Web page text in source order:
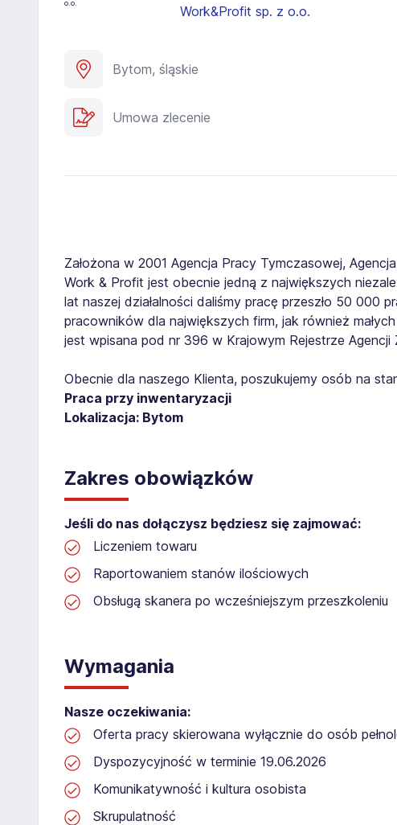
Work&Profit sp. z o.o.
Bytom, śląskie
Umowa zlecenie
Założona w 2001 Agencja Pracy Tymczasowej,
Work & Profit jest obecnie jedną z największych
lat naszej działalności daliśmy pracę przeszło 50 000
pracowników dla największych firm, jak również
jest wpisana pod nr 396 w Krajowym Rejestrze Agencji
Obecnie dla naszego Klienta, poszukujemy osób na
Praca przy inwentaryzacji
Lokalizacja: Bytom​​
Zakres obowiązków
Jeśli do nas dołączysz będziesz się zajmować:
Liczeniem towaru
Raportowaniem stanów ilościowych
Obsługą skanera po wcześniejszym przeszkoleniu
Wymagania
Nasze oczekiwania:
Oferta pracy skierowana wyłącznie do osób
Dyspozycyjność w terminie 19.06.2026
Komunikatywność i kultura osobista
Skrupulatność